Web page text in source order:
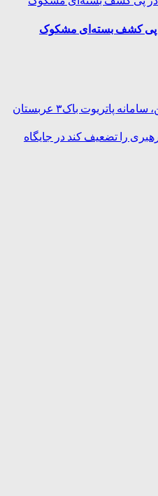
پی کشف بسته‌ای مشکوک
پدافند هوایی ارتش یمن، سامانه پاتریوت باک‌۳ عربستان
را تضعیف کند در جایگاه